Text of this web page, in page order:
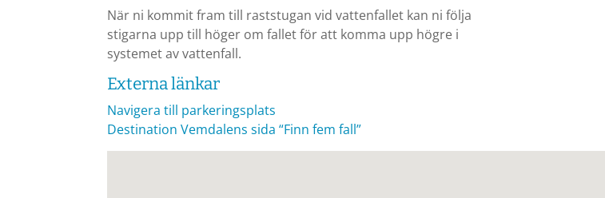
När ni kommit fram till raststugan vid vattenfallet kan ni följa
stigarna upp till höger om fallet för att komma upp högre i
systemet av vattenfall.
Externa länkar
Navigera till parkeringsplats
Destination Vemdalens sida “Finn fem fall”